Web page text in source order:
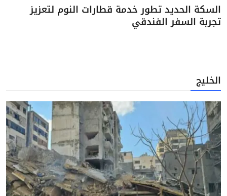
السكة الحديد تطور خدمة قطارات النوم لتعزيز
تجربة السفر الفندقي
الخليج